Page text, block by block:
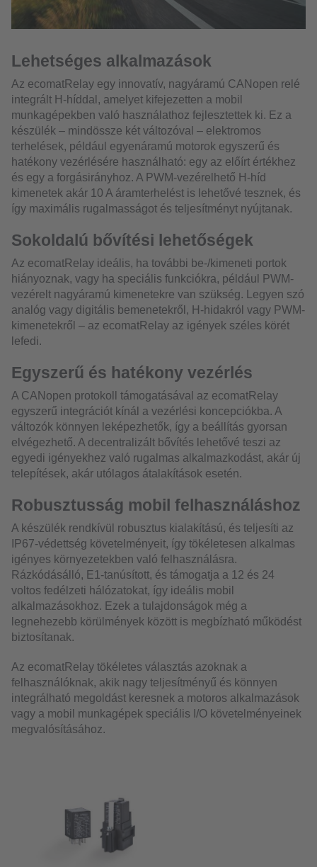
Lehetséges alkalmazások
Az ecomatRelay egy innovatív, nagyáramú CANopen relé
integrált H-híddal, amelyet kifejezetten a mobil
munkagépekben való használathoz fejlesztettek ki. Ez a
készülék – mindössze két változóval – elektromos
terhelések, például egyenáramú motorok egyszerű és
hatékony vezérlésére használható: egy az előírt értékhez
és egy a forgásirányhoz. A PWM-vezérelhető H-híd
kimenetek akár 10 A áramterhelést is lehetővé tesznek, és
így maximális rugalmasságot és teljesítményt nyújtanak.
Sokoldalú bővítési lehetőségek
Az ecomatRelay ideális, ha további be-/kimeneti portok
hiányoznak, vagy ha speciális funkciókra, például PWM-
vezérelt nagyáramú kimenetekre van szükség. Legyen szó
analóg vagy digitális bemenetekről, H-hidakról vagy PWM-
kimenetekről – az ecomatRelay az igények széles körét
lefedi.
Egyszerű és hatékony vezérlés
A CANopen protokoll támogatásával az ecomatRelay
egyszerű integrációt kínál a vezérlési koncepciókba. A
változók könnyen leképezhetők, így a beállítás gyorsan
elvégezhető. A decentralizált bővítés lehetővé teszi az
egyedi igényekhez való rugalmas alkalmazkodást, akár új
telepítések, akár utólagos átalakítások esetén.
Robusztusság mobil felhasználáshoz
A készülék rendkívül robusztus kialakítású, és teljesíti az
IP67-védettség követelményeit, így tökéletesen alkalmas
igényes környezetekben való felhasználásra.
Rázkódásálló, E1-tanúsított, és támogatja a 12 és 24
voltos fedélzeti hálózatokat, így ideális mobil
alkalmazásokhoz. Ezek a tulajdonságok még a
legnehezebb körülmények között is megbízható működést
biztosítanak.
Az ecomatRelay tökéletes választás azoknak a
felhasználóknak, akik nagy teljesítményű és könnyen
integrálható megoldást keresnek a motoros alkalmazások
vagy a mobil munkagépek speciális I/O követelményeinek
megvalósításához.